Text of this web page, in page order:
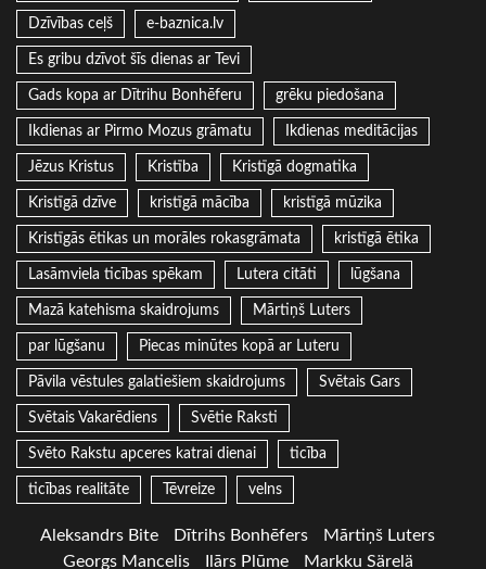
Dzīvības ceļš e-baznica.lv
Es gribu dzīvot šīs dienas ar Tevi
Gads kopa ar Dītrihu Bonhēferu grēku piedošana
Ikdienas ar Pirmo Mozus grāmatu Ikdienas meditācijas
Jēzus Kristus Kristība Kristīgā dogmatika
Kristīgā dzīve kristīgā mācība kristīgā mūzika
Kristīgās ētikas un morāles rokasgrāmata kristīgā ētika
Lasāmviela ticības spēkam Lutera citāti lūgšana
Mazā katehisma skaidrojums Mārtiņš Luters
par lūgšanu Piecas minūtes kopā ar Luteru
Pāvila vēstules galatiešiem skaidrojums Svētais Gars
Svētais Vakarēdiens Svētie Raksti
Svēto Rakstu apceres katrai dienai ticība
ticības realitāte Tēvreize velns
Aleksandrs Bite Dītrihs Bonhēfers
Mārtiņš Luters
Georgs Mancelis
Ilārs Plūme Markku Särelä